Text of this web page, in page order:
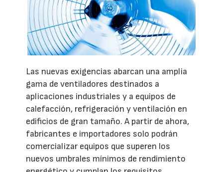
Las nuevas exigencias abarcan una amplia
gama de ventiladores destinados a
aplicaciones industriales y a equipos de
calefacción, refrigeración y ventilación en
edificios de gran tamaño. A partir de ahora,
fabricantes e importadores solo podrán
comercializar equipos que superen los
nuevos umbrales mínimos de rendimiento